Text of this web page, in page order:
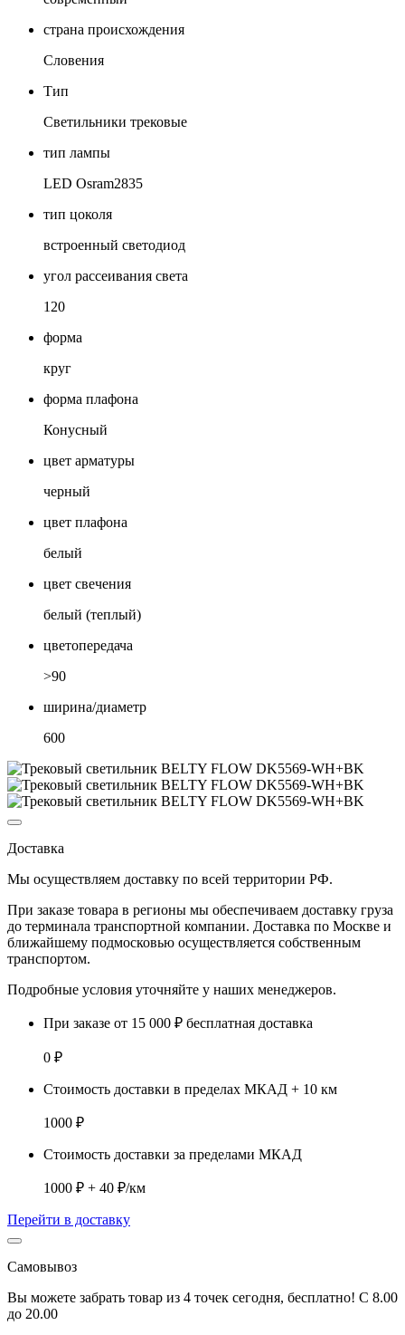
страна происхождения
Словения
Тип
Светильники трековые
тип лампы
LED Osram2835
тип цоколя
встроенный светодиод
угол рассеивания света
120
форма
круг
форма плафона
Конусный
цвет арматуры
черный
цвет плафона
белый
цвет свечения
белый (теплый)
цветопередача
>90
ширина/диаметр
600
Доставка
Мы осуществляем доставку по всей территории РФ.
При заказе товара в регионы мы обеспечиваем доставку груза
до терминала транспортной компании. Доставка по Москве и
ближайшему подмосковью осуществляется собственным
транспортом.
Подробные условия уточняйте у наших менеджеров.
При заказе от 15 000 ₽ бесплатная доставка
0 ₽
Стоимость доставки в пределах МКАД + 10 км
1000 ₽
Стоимость доставки за пределами МКАД
1000 ₽ + 40 ₽/км
Перейти в доставку
Самовывоз
Вы можете забрать товар из 4 точек сегодня, бесплатно! С 8.00
до 20.00